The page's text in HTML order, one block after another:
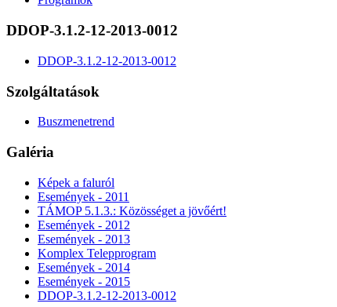
DDOP-3.1.2-12-2013-0012
DDOP-3.1.2-12-2013-0012
Szolgáltatások
Buszmenetrend
Galéria
Képek a faluról
Események - 2011
TÁMOP 5.1.3.: Közösséget a jövőért!
Események - 2012
Események - 2013
Komplex Telepprogram
Események - 2014
Események - 2015
DDOP-3.1.2-12-2013-0012